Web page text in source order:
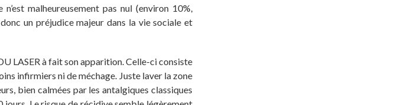
malheureusement pas nul (environ 10%,
un préjudice majeur dans la vie sociale et
LASER à fait son apparition. Celle-ci consiste
infirmiers ni de méchage. Juste laver la zone
bien calmées par les antalgiques classiques